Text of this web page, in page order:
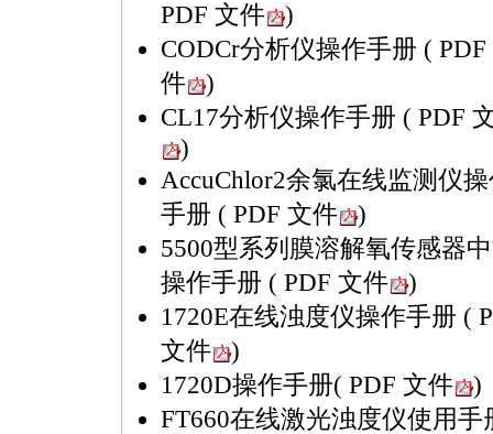
PDF 文件
)
CODCr分析仪操作手册 ( PDF
件
)
CL17分析仪操作手册 ( PDF
)
AccuChlor2余氯在线监测仪
手册 ( PDF 文件
)
5500型系列膜溶解氧传感器
操作手册 ( PDF 文件
)
1720E在线浊度仪操作手册 (
文件
)
1720D操作手册( PDF 文件
)
FT660在线激光浊度仪使用